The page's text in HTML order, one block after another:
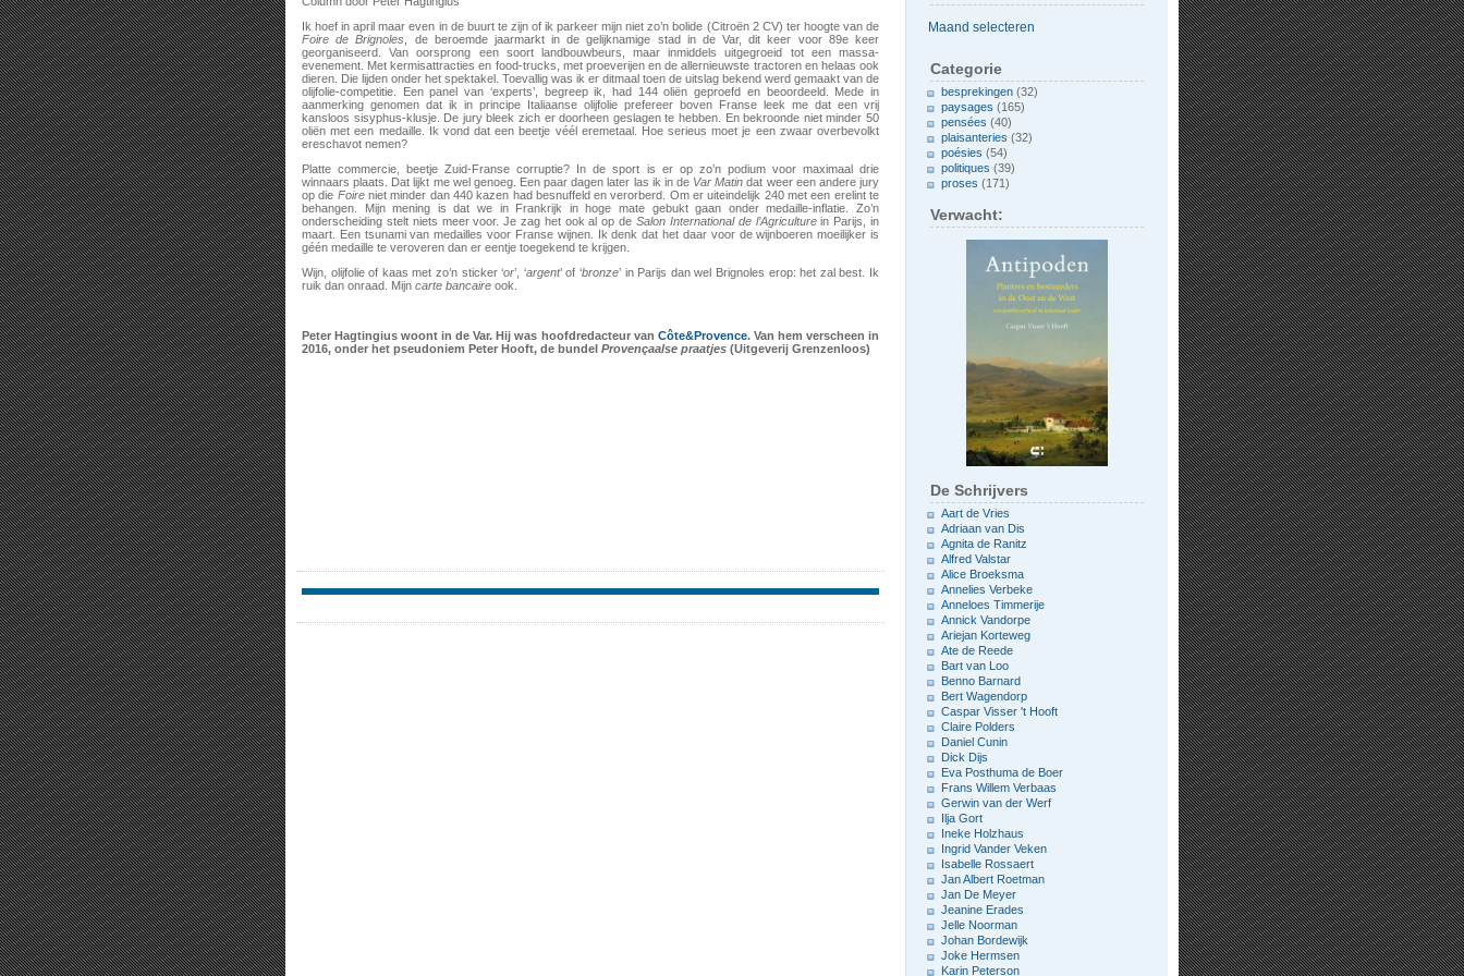
Ik hoef in april maar even in de buurt te zijn of ik parkeer mijn niet zo’n bolide (Citroën 2 CV) ter hoogte van de
Foire de Brignoles
, de beroemde jaarmarkt in de gelijknamige stad in de Var, dit keer voor 89e keer
georganiseerd. Van oorsprong een soort landbouwbeurs, maar inmiddels uitgegroeid tot een massa-
evenement. Met kermisattracties en food-trucks, met proeverijen en de allernieuwste tractoren en helaas ook
dieren. Die lijden onder het spektakel. Toevallig was ik er ditmaal toen de uitslag bekend werd gemaakt van de
olijfolie-competitie. Een panel van ‘experts’, begreep ik, had 144 oliën geproefd en beoordeeld. Mede in
aanmerking genomen dat ik in principe Italiaanse olijfolie prefereer boven Franse leek me dat een vrij
kansloos sisyphus-klusje. De jury bleek zich er doorheen geslagen te hebben. En bekroonde niet minder 50
oliën met een medaille. Ik vond dat een beetje véél eremetaal. Hoe serieus moet je een zwaar overbevolkt
ereschavot nemen?
Platte commercie, beetje Zuid-Franse corruptie? In de sport is er op zo’n podium voor maximaal drie
winnaars plaats. Dat lijkt me wel genoeg. Een paar dagen later las ik in de Var Matin dat weer een andere jury
op die Foireniet minder dan 440 kazen had besnuffeld en verorberd. Om er uiteindelijk 240 met een erelint te
behangen. Mijn mening is dat we in Frankrijk in hoge mate gebukt gaan onder medaille-inflatie. Zo’n
onderscheiding stelt niets meer voor. Je zag het ook al op de Salon International de l’Agriculturein Parijs, in
maart. Een tsunami van medailles voor Franse wijnen. Ik denk dat het daar voor de wijnboeren moeilijker is
géén medaille te veroveren dan er eentje toegekend te krijgen.
Wijn, olijfolie of kaas met zo’n sticker ‘or’, ‘argent’ of ‘bronze’ in Parijs dan wel Brignoles erop: het zal best. Ik
ruik dan onraad. Mijn carte bancaire ook.
Peter Hagtingius woont in de Var. Hij was hoofdredacteur van Côte&Provence. Van hem verscheen in
2016, onder het pseudoniem Peter Hooft, de bundel Provençaalse praatjes (Uitgeverij Grenzenloos)
Categorie
besprekingen (32)
paysages (165)
pensées (40)
plaisanteries (32)
poésies (54)
politiques (39)
proses (171)
Verwacht:
De Schrijvers
Aart de Vries
Adriaan van Dis
Agnita de Ranitz
Alfred Valstar
Alice Broeksma
Annelies Verbeke
Anneloes Timmerije
Annick Vandorpe
Ariejan Korteweg
Ate de Reede
Bart van Loo
Benno Barnard
Bert Wagendorp
Caspar Visser 't Hooft
Claire Polders
Daniel Cunin
Dick Dijs
Eva Posthuma de Boer
Frans Willem Verbaas
Gerwin van der Werf
Ilja Gort
Ineke Holzhaus
Ingrid Vander Veken
Isabelle Rossaert
Jan Albert Roetman
Jan De Meyer
Jeanine Erades
Jelle Noorman
Johan Bordewijk
Joke Hermsen
Karin Peterson